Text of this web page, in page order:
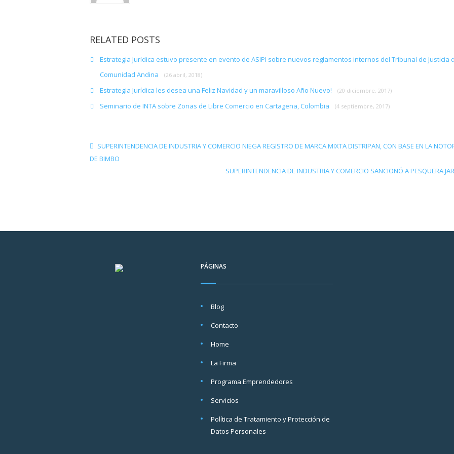
RELATED POSTS
Estrategia Jurídica estuvo presente en evento de ASIPI sobre nuevos reglamentos internos del Tribunal de Justicia
Comunidad Andina
(26 abril, 2018)
Estrategia Jurídica les desea una Feliz Navidad y un maravilloso Año Nuevo! (20 diciembre, 2017)
Seminario de INTA sobre Zonas de Libre Comercio en Cartagena, Colombia (4 septiembre, 2017)
SUPERINTENDENCIA DE INDUSTRIA Y COMERCIO NIEGA REGISTRO DE MARCA MIXTA DISTRIPAN, CON BASE EN LA
DE BIMBO
SUPERINTENDENCIA DE INDUSTRIA Y COMERCIO SANCIONÓ A PESQUERA
PÁGINAS
Blog
Contacto
Home
La Firma
Programa Emprendedores
Servicios
Política de Tratamiento y Protección de
Datos Personales